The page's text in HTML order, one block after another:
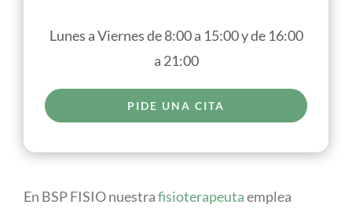
Lunes a Viernes de 8:00 a 15:00 y de 16:00
a 21:00
PIDE UNA CITA
En BSP FISIO nuestrafisioterapeutaemplea